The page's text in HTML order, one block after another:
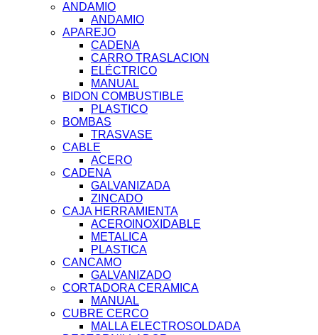
ANDAMIO
ANDAMIO
APAREJO
CADENA
CARRO TRASLACION
ELÉCTRICO
MANUAL
BIDON COMBUSTIBLE
PLASTICO
BOMBAS
TRASVASE
CABLE
ACERO
CADENA
GALVANIZADA
ZINCADO
CAJA HERRAMIENTA
ACEROINOXIDABLE
METALICA
PLASTICA
CANCAMO
GALVANIZADO
CORTADORA CERAMICA
MANUAL
CUBRE CERCO
MALLA ELECTROSOLDADA